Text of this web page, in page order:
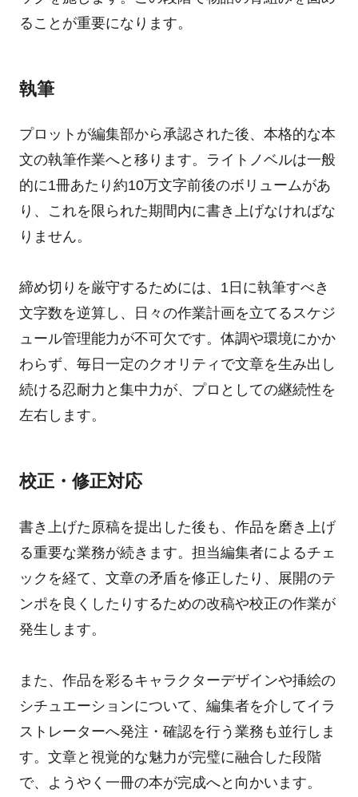
ることが重要になります。
執筆
プロットが編集部から承認された後、本格的な本
文の執筆作業へと移ります。ライトノベルは一般
的に1冊あたり約10万文字前後のボリュームがあ
り、これを限られた期間内に書き上げなければな
りません。
締め切りを厳守するためには、1日に執筆すべき
文字数を逆算し、日々の作業計画を立てるスケジ
ュール管理能力が不可欠です。体調や環境にかか
わらず、毎日一定のクオリティで文章を生み出し
続ける忍耐力と集中力が、プロとしての継続性を
左右します。
校正・修正対応
書き上げた原稿を提出した後も、作品を磨き上げ
る重要な業務が続きます。担当編集者によるチェ
ックを経て、文章の矛盾を修正したり、展開のテ
ンポを良くしたりするための改稿や校正の作業が
発生します。
また、作品を彩るキャラクターデザインや挿絵の
シチュエーションについて、編集者を介してイラ
ストレーターへ発注・確認を行う業務も並行しま
す。文章と視覚的な魅力が完璧に融合した段階
で、ようやく一冊の本が完成へと向かいます。